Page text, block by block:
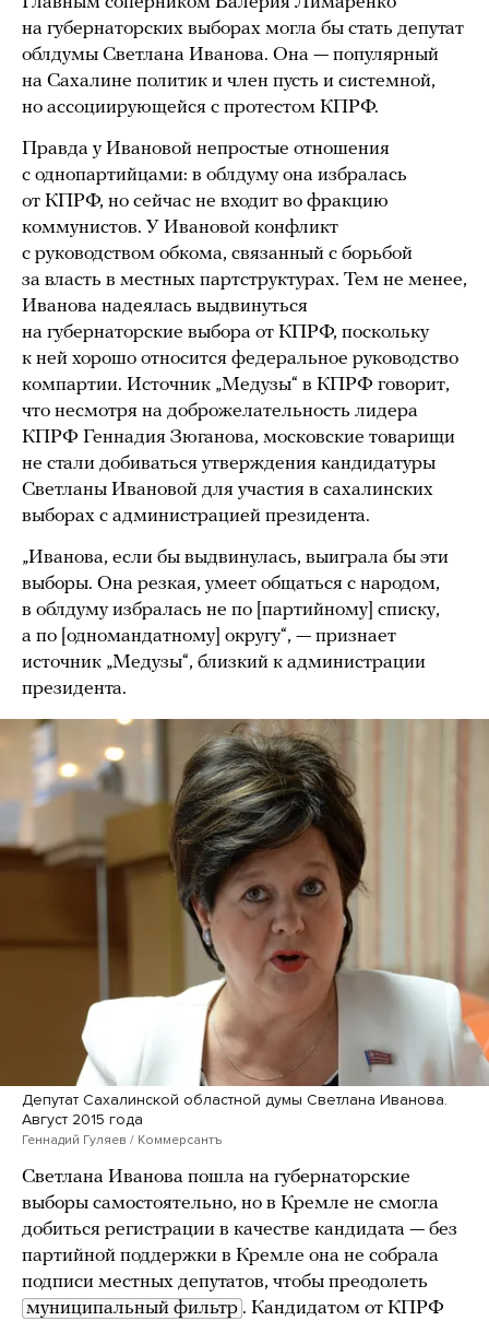
на губернаторских выборах могла бы стать депутат
облдумы Светлана Иванова. Она — популярный
на Сахалине политик и член пусть и системной,
но ассоциирующейся с протестом КПРФ.
Правда у Ивановой непростые отношения
с однопартийцами: в облдуму она избралась
от КПРФ, но сейчас не входит во фракцию
коммунистов. У Ивановой конфликт
с руководством обкома, связанный с борьбой
за власть в местных партструктурах. Тем не менее,
Иванова надеялась выдвинуться
на губернаторские выбора от КПРФ, поскольку
к ней хорошо относится федеральное руководство
компартии. Источник „Медузы“ в КПРФ говорит,
что несмотря на доброжелательность лидера
КПРФ Геннадия Зюганова, московские товарищи
не стали добиваться утверждения кандидатуры
Светланы Ивановой для участия в сахалинских
выборах с администрацией президента.
„Иванова, если бы выдвинулась, выиграла бы эти
выборы. Она резкая, умеет общаться с народом,
в облдуму избралась не по [партийному] списку,
а по [одномандатному] округу“, — признает
источник „Медузы“, близкий к администрации
президента.
Депутат Сахалинской областной думы Светлана Иванова.
Август 2015 года
Геннадий Гуляев / Коммерсантъ
Светлана Иванова пошла на губернаторские
выборы самостоятельно, но в Кремле не смогла
добиться регистрации в качестве кандидата — без
партийной поддержки в Кремле она не собрала
подписи местных депутатов, чтобы преодолеть
муниципальный фильтр . Кандидатом от КПРФ